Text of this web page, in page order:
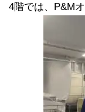
4階では、P&M